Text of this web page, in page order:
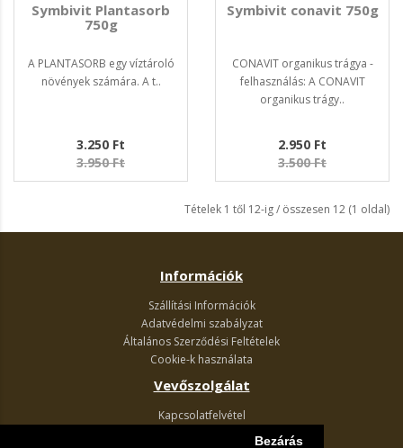
Bezárás
Symbivit Plantasorb
750g
A PLANTASORB egy víztároló
növények számára. A t..
3.250 Ft
3.950 Ft
Symbivit conavit 750g
CONAVIT organikus trágya -
felhasználás: A CONAVIT
organikus trágy..
2.950 Ft
3.500 Ft
Tételek 1 től 12-ig / összesen 12 (1 oldal)
Információk
Szállítási Információk
Adatvédelmi szabályzat
Általános Szerződési Feltételek
Cookie-k használata
Vevőszolgálat
Kapcsolatfelvétel